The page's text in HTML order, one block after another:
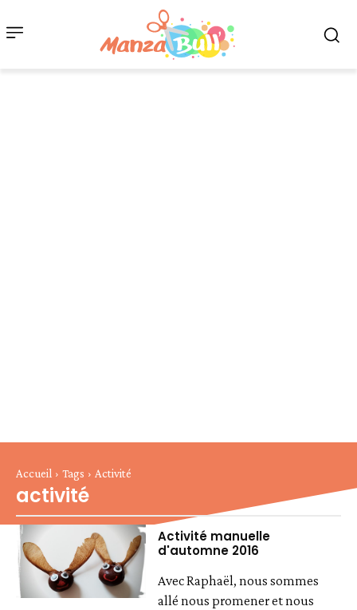
Accueil Tags Activité
activité
Activité manuelle
d'automne 2016
Avec Raphaël, nous sommes
allé nous promener et nous